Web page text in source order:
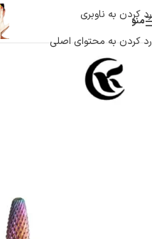
رد کردن به ناوبری
رد کردن به محتوای اصلی
منو